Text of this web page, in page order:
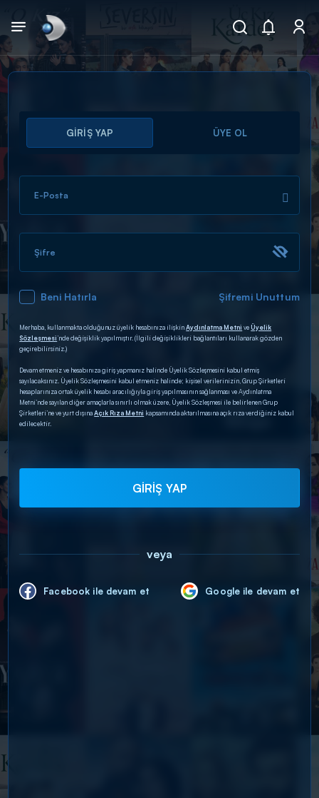
Arama
ARAMA SONUÇLARI
DİĞER SONUÇLAR
GİRİŞ YAP ÜYE OL
E-Posta
Şifre
Beni Hatırla Şifremi Unuttum
Merhaba, kullanmakta olduğunuz üyelik hesabınıza ilişkinAydınlatma Metni veÜyelik
Sözleşmesi’nde değişiklik yapılmıştır. (İlgili değişiklikleri bağlantıları kullanarak gözden
geçirebilirsiniz.)
Devam etmeniz ve hesabınıza giriş yapmanız halinde Üyelik Sözleşmesini kabul etmiş
sayılacaksınız. Üyelik Sözleşmesini kabul etmeniz halinde; kişisel verilerinizin, Grup Şirketleri
hesaplarınıza ortak üyelik hesabı aracılığıyla giriş yapılmasının sağlanması ve Aydınlatma
Metni’nde sayılan diğer amaçlarla sınırlı olmak üzere, Üyelik Sözleşmesi ile belirlenen Grup
Şirketleri’ne ve yurt dışınaAçık Rıza Metni kapsamında aktarılmasına açık rıza verdiğiniz kabul
edilecektir.
GİRİŞ YAP
veya
Facebook ile devam et Google ile devam et